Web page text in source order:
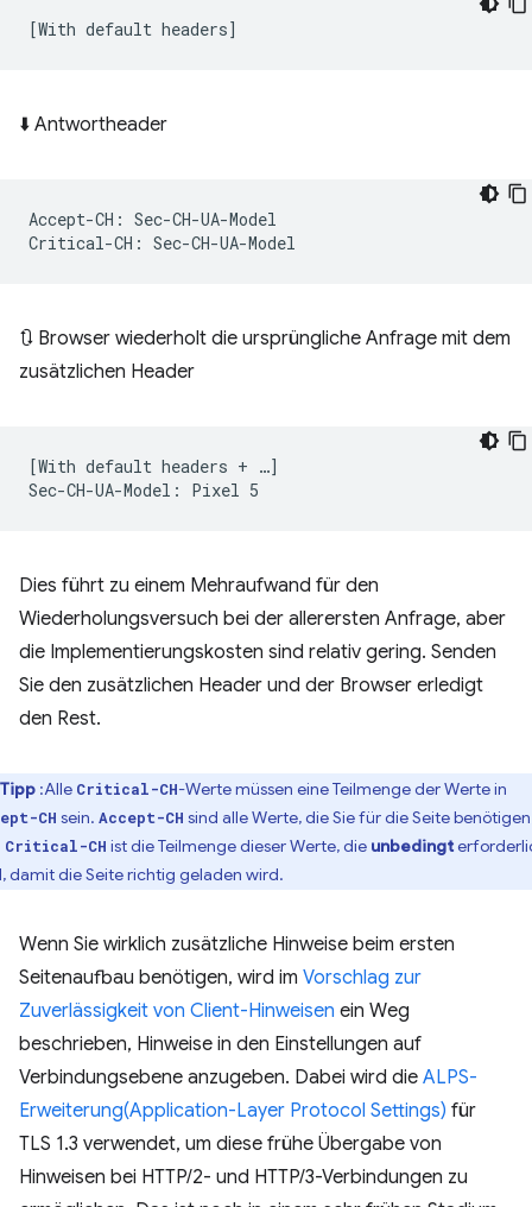
⬇️ Antwortheader
Accept-CH: Sec-CH-UA-Model
🔃 Browser wiederholt die ursprüngliche Anfrage mit dem
zusätzlichen Header
[With default headers + …]
Dies führt zu einem Mehraufwand für den
Wiederholungsversuch bei der allerersten Anfrage, aber
die Implementierungskosten sind relativ gering. Senden
Sie den zusätzlichen Header und der Browser erledigt
den Rest.
Tipp :Alle Critical-CH-Werte müssen eine Teilmenge der Werte in
CH sein. Accept-CH sind alle Werte, die Sie für die Seite
Critical-CH ist die Teilmenge dieser Werte, die unbedingt
damit die Seite richtig geladen wird.
Wenn Sie wirklich zusätzliche Hinweise beim ersten
Seitenaufbau benötigen, wird im Vorschlag zur
Zuverlässigkeit von Client-Hinweisen ein Weg
beschrieben, Hinweise in den Einstellungen auf
Verbindungsebene anzugeben. Dabei wird die ALPS-
Erweiterung(Application-Layer Protocol Settings) für
TLS 1.3 verwendet, um diese frühe Übergabe von
Hinweisen bei HTTP/2- und HTTP/3-Verbindungen zu